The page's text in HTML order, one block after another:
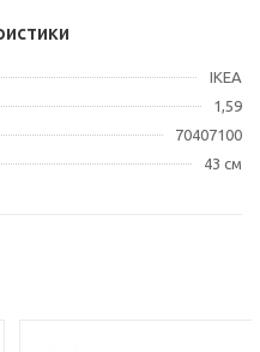
IKEA
1,59
70407100
43 см